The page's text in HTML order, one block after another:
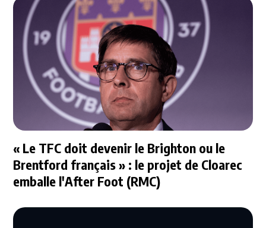
« Le TFC doit devenir le Brighton ou le
Brentford français » : le projet de Cloarec
emballe l'After Foot (RMC)